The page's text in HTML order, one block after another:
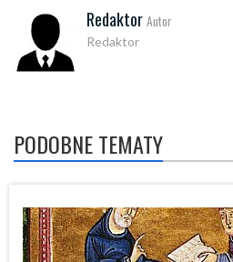
Redaktor Autor
Redaktor
PODOBNE TEMATY